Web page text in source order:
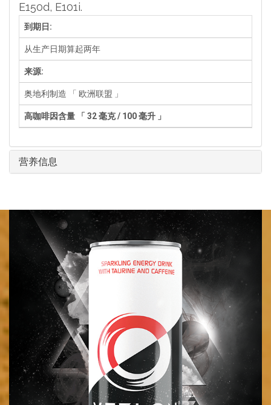
E150d, E101i.
到期日:
从生产日期算起两年
来源:
奥地利制造 「 欧洲联盟 」
高咖啡因含量 「 32 毫克 / 100 毫升 」
营养信息